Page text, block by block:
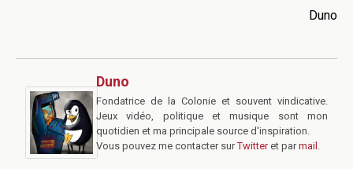
Duno
Duno
Fondatrice de la Colonie et souvent vindicative.
Jeux vidéo, politique et musique sont mon
quotidien et ma principale source d'inspiration.
Vous pouvez me contacter surTwitteret parmail .